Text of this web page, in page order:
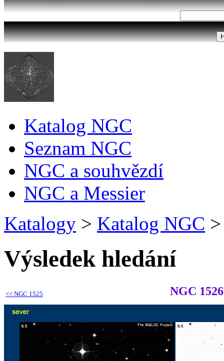
Katalog NGC
Seznam NGC
NGC a souhvězdí
NGC a Messier
Katalogy > Katalog NGC >
Výsledek hledání
<< NGC 1525 NGC 1526